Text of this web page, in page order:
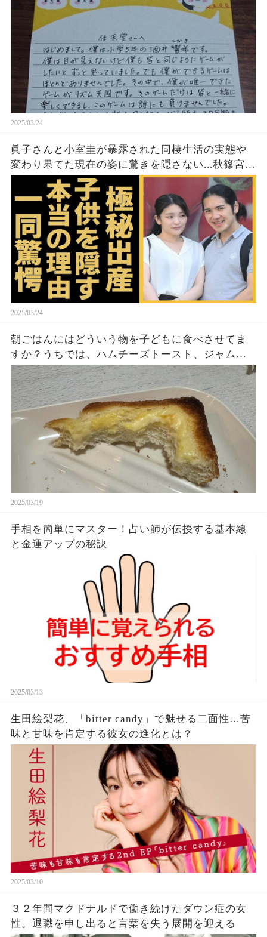
2025/03/24
眞子さんと小室圭が暴露された同棲生活の実態や
変わり果てた現在の姿に驚きを隠さない...秋篠宮家
の長女がアメリカで極秘出産の真相や暴露された
ヤバいO癖に言葉を失う...
2025/03/24
朝ごはんにはどういう物を子どもに食べさせてま
すか？うちでは、ハムチーズトースト、ジャムト
ースト、ピーナッツバタートーストをよく作りま
す。やっぱこんなんダメよね…
2025/03/19
手相を簡単にマスター！占い師が伝授する基本線
と金運アップの秘訣
2025/03/13
生田絵梨花、「bitter candy」で魅せる二面性…苦
味と甘味を肯定する彼女の進化とは？
2025/03/10
３２年間マクドナルドで働き続けたダウン症の女
性。退職を申し出ると言葉を失う展開を迎える